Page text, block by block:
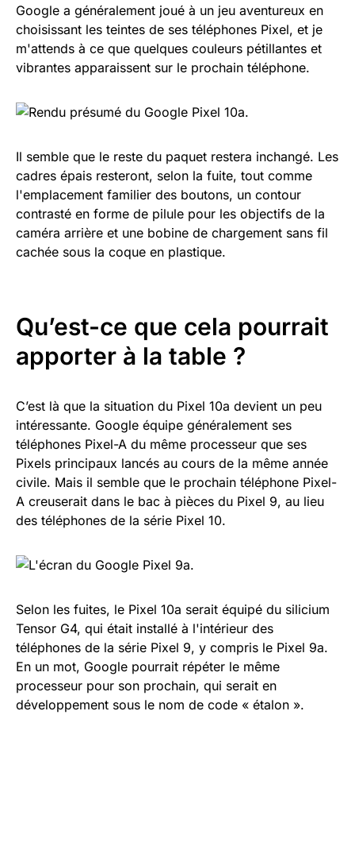
Google a généralement joué à un jeu aventureux en
choisissant les teintes de ses téléphones Pixel, et je
m'attends à ce que quelques couleurs pétillantes et
vibrantes apparaissent sur le prochain téléphone.
Il semble que le reste du paquet restera inchangé. Les
cadres épais resteront, selon la fuite, tout comme
l'emplacement familier des boutons, un contour
contrasté en forme de pilule pour les objectifs de la
caméra arrière et une bobine de chargement sans fil
cachée sous la coque en plastique.
Qu’est-ce que cela pourrait
apporter à la table ?
C’est là que la situation du Pixel 10a devient un peu
intéressante. Google équipe généralement ses
téléphones Pixel-A du même processeur que ses
Pixels principaux lancés au cours de la même année
civile. Mais il semble que le prochain téléphone Pixel-
A creuserait dans le bac à pièces du Pixel 9, au lieu
des téléphones de la série Pixel 10.
Selon les fuites, le Pixel 10a serait équipé du silicium
Tensor G4, qui était installé à l'intérieur des
téléphones de la série Pixel 9, y compris le Pixel 9a.
En un mot, Google pourrait répéter le même
processeur pour son prochain, qui serait en
développement sous le nom de code « étalon ».